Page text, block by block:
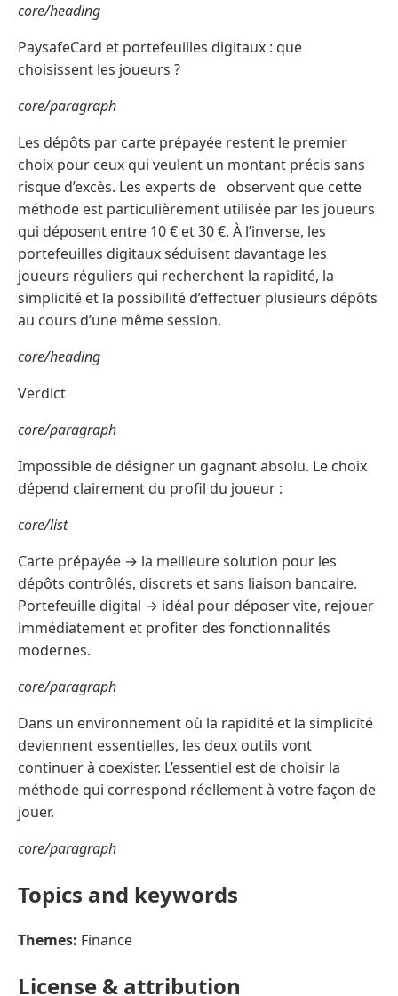
core/heading
PaysafeCard et portefeuilles digitaux : que
choisissent les joueurs ?
core/paragraph
Les dépôts par carte prépayée restent le premier
choix pour ceux qui veulent un montant précis sans
risque d’excès. Les experts de observent que cette
méthode est particulièrement utilisée par les joueurs
qui déposent entre 10 € et 30 €. À l’inverse, les
portefeuilles digitaux séduisent davantage les
joueurs réguliers qui recherchent la rapidité, la
simplicité et la possibilité d’effectuer plusieurs dépôts
au cours d’une même session.
core/heading
Verdict
core/paragraph
Impossible de désigner un gagnant absolu. Le choix
dépend clairement du profil du joueur :
core/list
Carte prépayée → la meilleure solution pour les
dépôts contrôlés, discrets et sans liaison bancaire.
Portefeuille digital → idéal pour déposer vite, rejouer
immédiatement et profiter des fonctionnalités
modernes.
core/paragraph
Dans un environnement où la rapidité et la simplicité
deviennent essentielles, les deux outils vont
continuer à coexister. L’essentiel est de choisir la
méthode qui correspond réellement à votre façon de
jouer.
core/paragraph
Topics and keywords
Themes: Finance
License & attribution